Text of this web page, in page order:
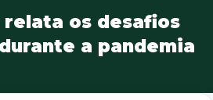
os desafios
a pandemia